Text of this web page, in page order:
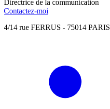
Directrice de la communication
Contactez-moi
4/14 rue FERRUS - 75014 PARIS